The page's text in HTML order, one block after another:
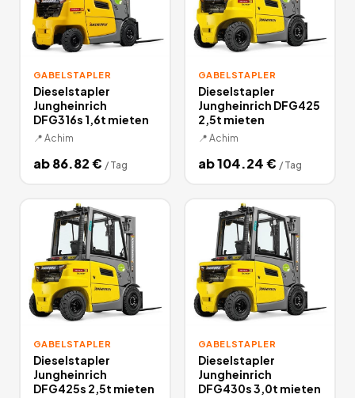
GABELSTAPLER
Dieselstapler
Jungheinrich
DFG316s 1,6t mieten
📍 Achim
ab86.82€ / Tag
GABELSTAPLER
Dieselstapler
Jungheinrich DFG425
2,5t mieten
📍 Achim
ab104.24€ / Tag
GABELSTAPLER
Dieselstapler
Jungheinrich
DFG425s 2,5t mieten
GABELSTAPLER
Dieselstapler
Jungheinrich
DFG430s 3,0t mieten